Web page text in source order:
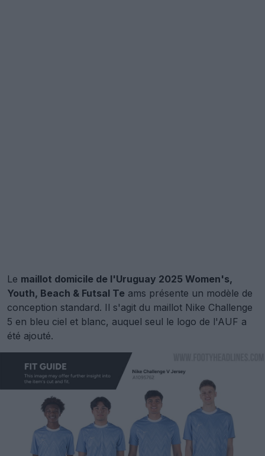
Le maillot domicile de l'Uruguay 2025 Women's,
Youth, Beach & Futsal Te ams présente un modèle de
conception standard. Il s'agit du maillot Nike Challenge
5 en bleu ciel et blanc, auquel seul le logo de l'AUF a
été ajouté.